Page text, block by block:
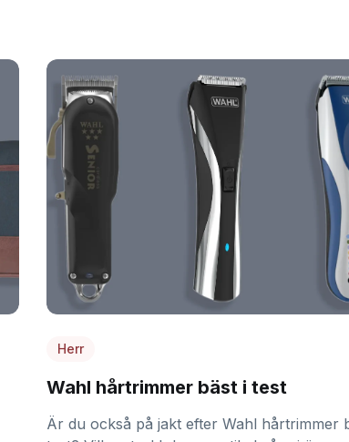
Herr
Wahl hårtrimmer bäst i test
Är du också på jakt efter Wahl hårtrimmer